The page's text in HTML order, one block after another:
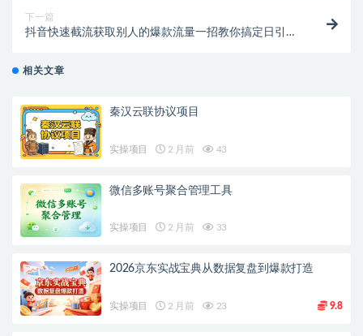
下一篇
抖音快速截流获取别人的爆款流量一招教你搞定日引流
相关文章
秦汉云联协议项目
实操项目 2 月前 43
微信多账号聚合管理工具
实操项目 2 月前 33
2026京东实战宝典从数据复盘到爆款打造
实操项目 2 月前 23 9.8